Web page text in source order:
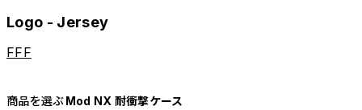
Logo - Jersey
FFF
商品を選ぶMod NX 耐衝撃ケース